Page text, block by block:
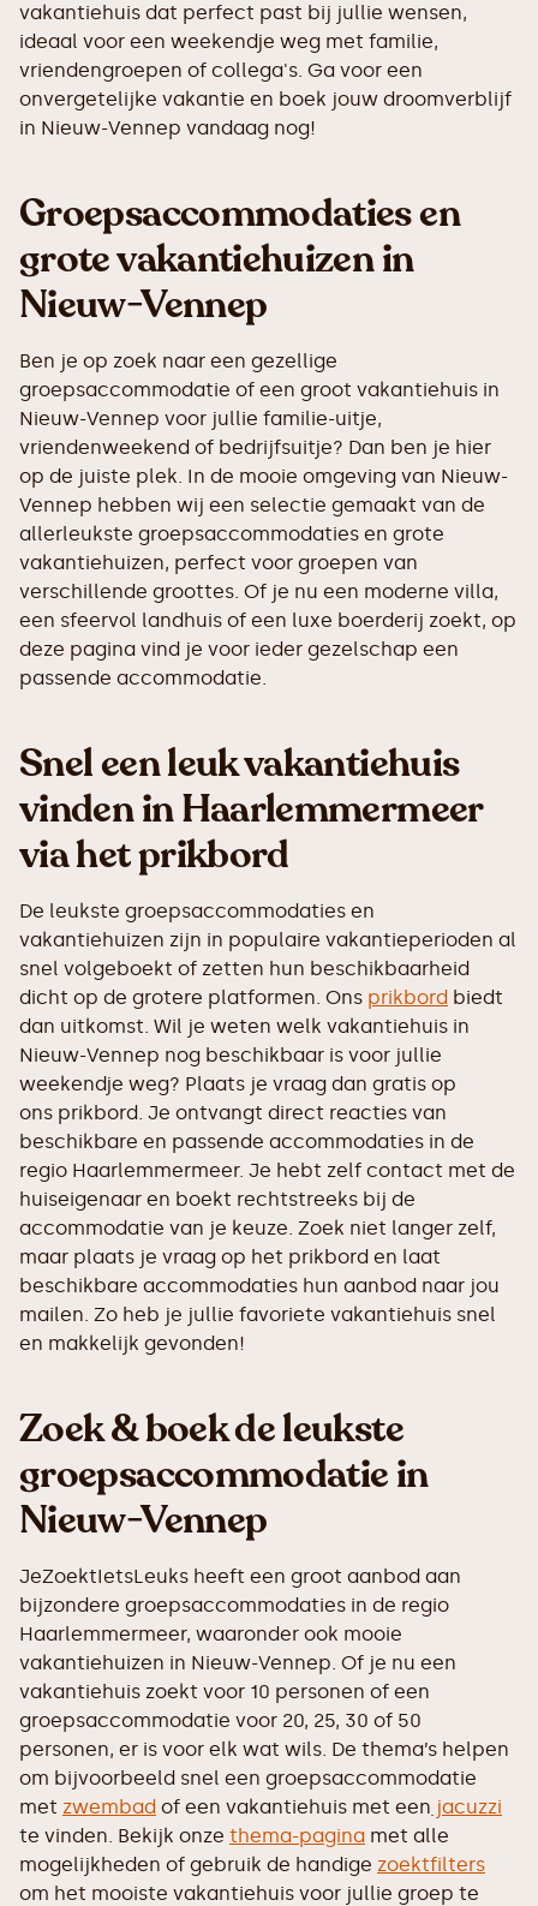
vakantiehuis dat perfect past bij jullie wensen,
ideaal voor een weekendje weg met familie,
vriendengroepen of collega's. Ga voor een
onvergetelijke vakantie en boek jouw droomverblijf
in Nieuw-Vennep vandaag nog!
Groepsaccommodaties en
grote vakantiehuizen in
Nieuw-Vennep
Ben je op zoek naar een gezellige
groepsaccommodatie of een groot vakantiehuis in
Nieuw-Vennep voor jullie familie-uitje,
vriendenweekend of bedrijfsuitje? Dan ben je hier
op de juiste plek. In de mooie omgeving van Nieuw-
Vennep hebben wij een selectie gemaakt van de
allerleukste groepsaccommodaties en grote
vakantiehuizen, perfect voor groepen van
verschillende groottes. Of je nu een moderne villa,
een sfeervol landhuis of een luxe boerderij zoekt, op
deze pagina vind je voor ieder gezelschap een
passende accommodatie.
Snel een leuk vakantiehuis
vinden in Haarlemmermeer
via het prikbord
De leukste groepsaccommodaties en
vakantiehuizen zijn in populaire vakantieperioden al
snel volgeboekt of zetten hun beschikbaarheid
dicht op de grotere platformen. Ons prikbord biedt
dan uitkomst. Wil je weten welk vakantiehuis in
Nieuw-Vennep nog beschikbaar is voor jullie
weekendje weg? Plaats je vraag dan gratis op
ons prikbord. Je ontvangt direct reacties van
beschikbare en passende accommodaties in de
regio Haarlemmermeer. Je hebt zelf contact met de
huiseigenaar en boekt rechtstreeks bij de
accommodatie van je keuze. Zoek niet langer zelf,
maar plaats je vraag op het prikbord en laat
beschikbare accommodaties hun aanbod naar jou
mailen. Zo heb je jullie favoriete vakantiehuis snel
en makkelijk gevonden!
Zoek & boek de leukste
groepsaccommodatie in
Nieuw-Vennep
JeZoektIetsLeuks heeft een groot aanbod aan
bijzondere groepsaccommodaties in de regio
Haarlemmermeer, waaronder ook mooie
vakantiehuizen in Nieuw-Vennep. Of je nu een
vakantiehuis zoekt voor 10 personen of een
groepsaccommodatie voor 20, 25, 30 of 50
personen, er is voor elk wat wils. De thema’s helpen
om bijvoorbeeld snel een groepsaccommodatie
met zwembad of een vakantiehuis met een jacuzzi
te vinden. Bekijk onze thema-pagina met alle
mogelijkheden of gebruik de handige zoektfilters
om het mooiste vakantiehuis voor jullie groep te